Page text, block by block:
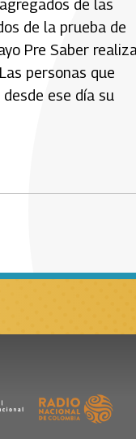
de las
de la prueba de
Pre Saber
personas que
ese día su